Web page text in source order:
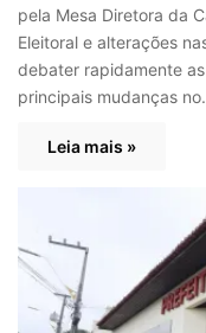
pela Mesa Diretora da
Eleitoral e alterações
debater rapidamente
principais mudanças
Leia mais »